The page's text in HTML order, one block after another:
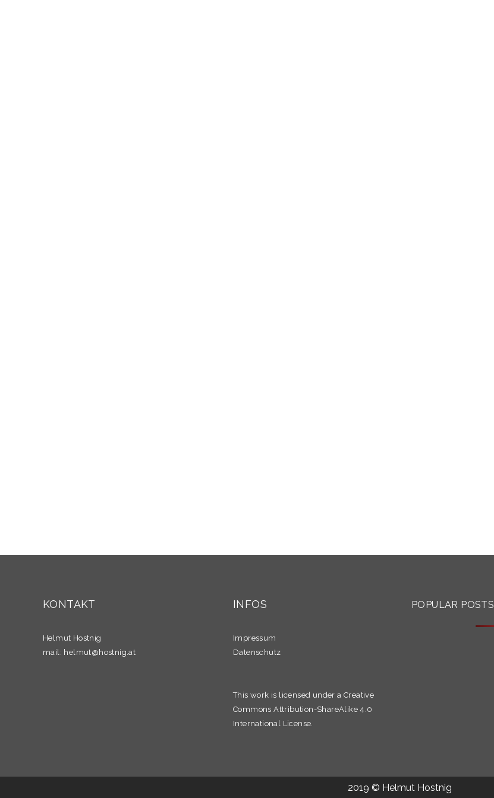
KONTAKT
Helmut Hostnig
mail: helmut@hostnig.at
INFOS
Impressum
Datenschutz
This work is licensed under a Creative
Commons Attribution-ShareAlike 4.0
International License.
POPULAR POSTS
2019 © Helmut Hostnig